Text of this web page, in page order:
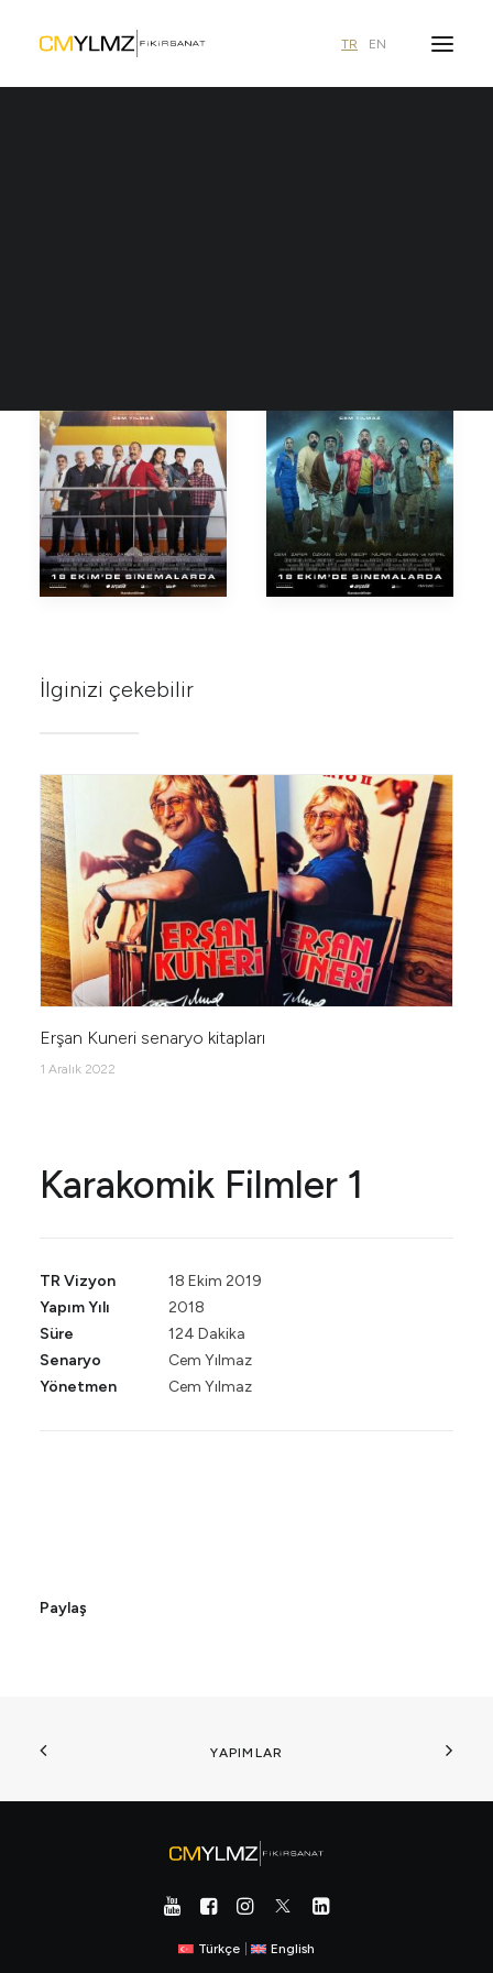
TR EN
FILM FILM
İlginizi çekebilir
Erşan Kuneri senaryo kitapları
1 Aralık 2022
Karakomik Filmler 1
TR Vizyon
18 Ekim 2019
Yapım Yılı
2018
Süre
124 Dakika
Senaryo
Cem Yılmaz
Yönetmen
Cem Yılmaz
Paylaş
YAPIMLAR
Türkçe English